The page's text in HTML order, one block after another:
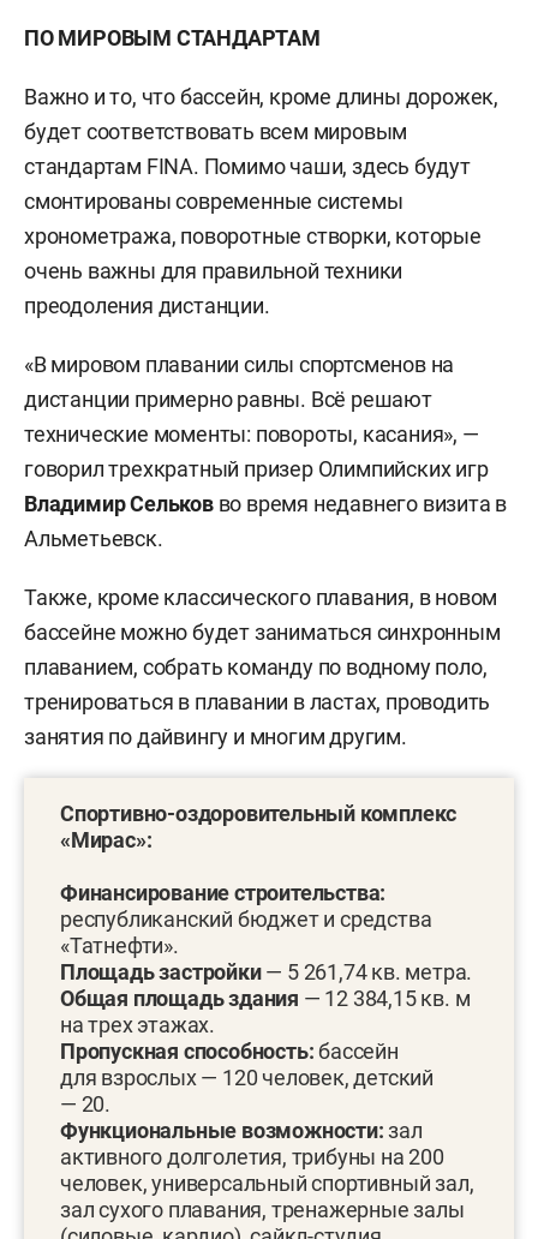
ПО МИРОВЫМ СТАНДАРТАМ
Важно и то, что бассейн, кроме длины дорожек,
будет соответствовать всем мировым
стандартам FINA. Помимо чаши, здесь будут
смонтированы современные системы
хронометража, поворотные створки, которые
очень важны для правильной техники
преодоления дистанции.
«В мировом плавании силы спортсменов на
дистанции примерно равны. Всё решают
технические моменты: повороты, касания», —
говорил трехкратный призер Олимпийских игр
Владимир Сельковво время недавнего визита в
Альметьевск.
Также, кроме классического плавания, в новом
бассейне можно будет заниматься синхронным
плаванием, собрать команду по водному поло,
тренироваться в плавании в ластах, проводить
занятия по дайвингу и многим другим.
Спортивно-оздоровительный комплекс
«Мирас»:
Финансирование строительства:
республиканский бюджет и средства
«Татнефти».
Площадь застройки— 5 261,74 кв. метра.
Общая площадь здания — 12 384,15 кв. м
на трех этажах.
Пропускная способность:бассейн
для взрослых — 120 человек, детский
— 20.
Функциональные возможности:зал
активного долголетия, трибуны на 200
человек, универсальный спортивный зал,
зал сухого плавания, тренажерные залы